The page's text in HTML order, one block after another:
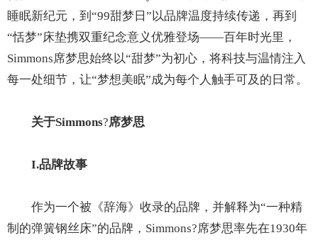
睡眠新纪元，到“99甜梦日”以品牌温度持续传递，再到
“恬梦”床垫携双重纪念意义优雅登场——百年时光里，
Simmons席梦思始终以“甜梦”为初心，将科技与温情注入
每一处细节，让“梦想美眠”成为每个人触手可及的日常。
关于Simmons?席梦思
I.品牌故事
作为一个被《辞海》收录的品牌，并解释为“一种精
制的弹簧钢丝床”的品牌，Simmons?席梦思率先在1930年